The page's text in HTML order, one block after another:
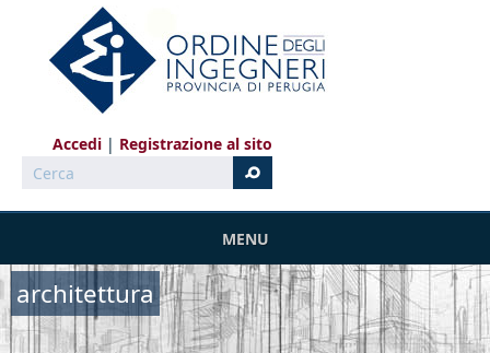
Salta al contenuto principale
Accedi
Registrazione al sito
Cerca
MENU
architettura